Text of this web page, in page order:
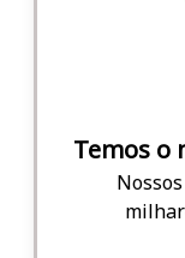
Temos o